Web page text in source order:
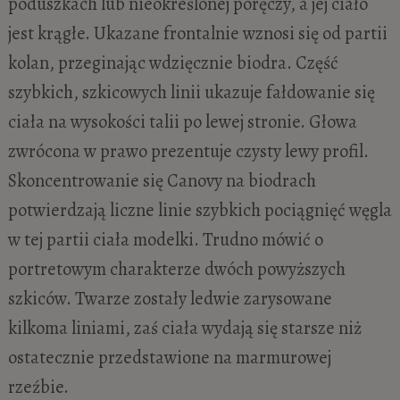
jest krągłe. Ukazane frontalnie wznosi się od partii
kolan, przeginając wdzięcznie biodra. Część
szybkich, szkicowych linii ukazuje fałdowanie się
ciała na wysokości talii po lewej stronie. Głowa
zwrócona w prawo prezentuje czysty lewy profil.
Skoncentrowanie się Canovy na biodrach
potwierdzają liczne linie szybkich pociągnięć węgla
w tej partii ciała modelki. Trudno mówić o
portretowym charakterze dwóch powyższych
szkiców. Twarze zostały ledwie zarysowane
kilkoma liniami, zaś ciała wydają się starsze niż
ostatecznie przedstawione na marmurowej
rzeźbie.